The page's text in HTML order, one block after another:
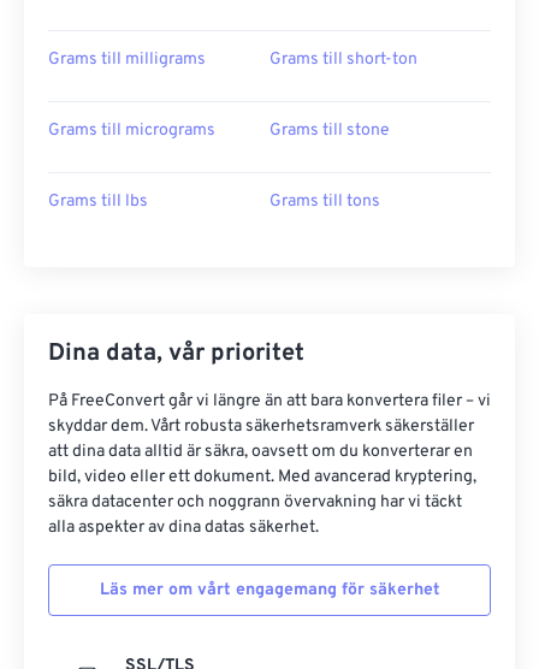
Grams till milligrams Grams till short-ton
Grams till micrograms Grams till stone
Grams till lbs Grams till tons
Dina data, vår prioritet
På FreeConvert går vi längre än att bara konvertera filer – vi
skyddar dem. Vårt robusta säkerhetsramverk säkerställer
att dina data alltid är säkra, oavsett om du konverterar en
bild, video eller ett dokument. Med avancerad kryptering,
säkra datacenter och noggrann övervakning har vi täckt
alla aspekter av dina datas säkerhet.
Läs mer om vårt engagemang för säkerhet